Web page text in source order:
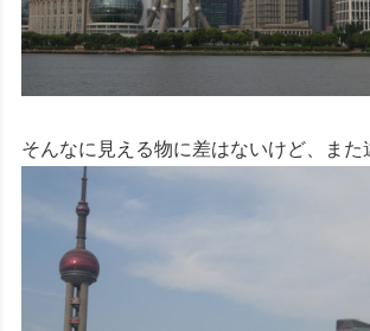
そんなに見える物に差はないけど、また